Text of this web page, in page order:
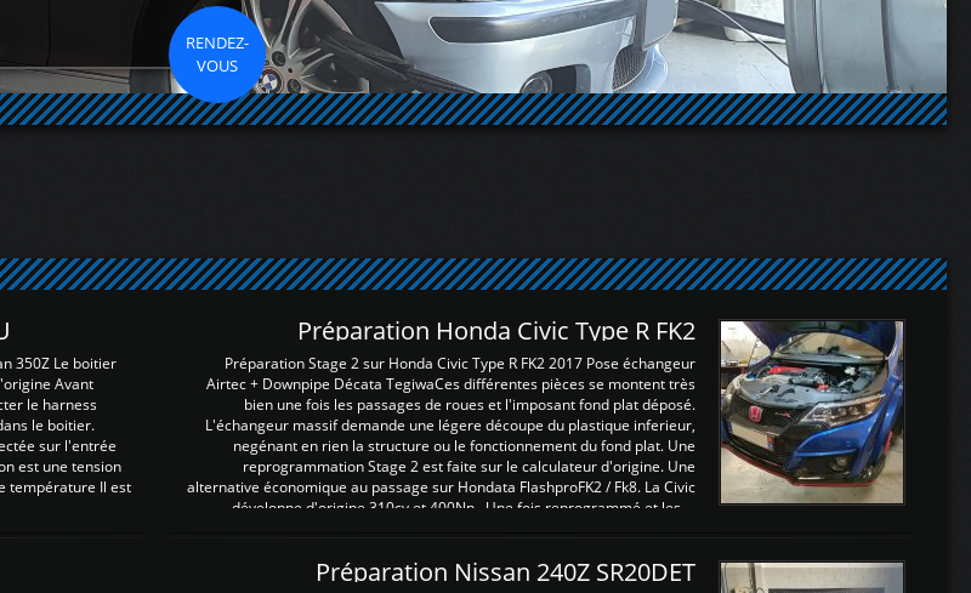
RENDEZ-
VOUS
350Z Le boitier
Avant
le harness
le boitier.
sur l'entrée
est une tension
température Il est
Préparation Honda Civic Type R FK2
Préparation Stage 2 sur Honda Civic Type R FK2 2017 Pose échangeur
Airtec + Downpipe Décata TegiwaCes différentes pièces se montent très
bien une fois les passages de roues et l'imposant fond plat déposé.
L'échangeur massif demande une légere découpe du plastique inferieur,
negénant en rien la structure ou le fonctionnement du fond plat. Une
reprogrammation Stage 2 est faite sur le calculateur d'origine. Une
alternative économique au passage sur Hondata FlashproFK2 / Fk8. La Civic
développe d'origine 310cv et 400Nn , Une fois reprogrammé et les ...
Préparation Nissan 240Z SR20DET